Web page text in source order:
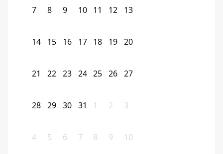
7 8 9 10 11 12 13
14 15 16 17 18 19 20
21 22 23 24 25 26 27
28 29 30 31 1 2 3
4 5 6 7 8 9 10